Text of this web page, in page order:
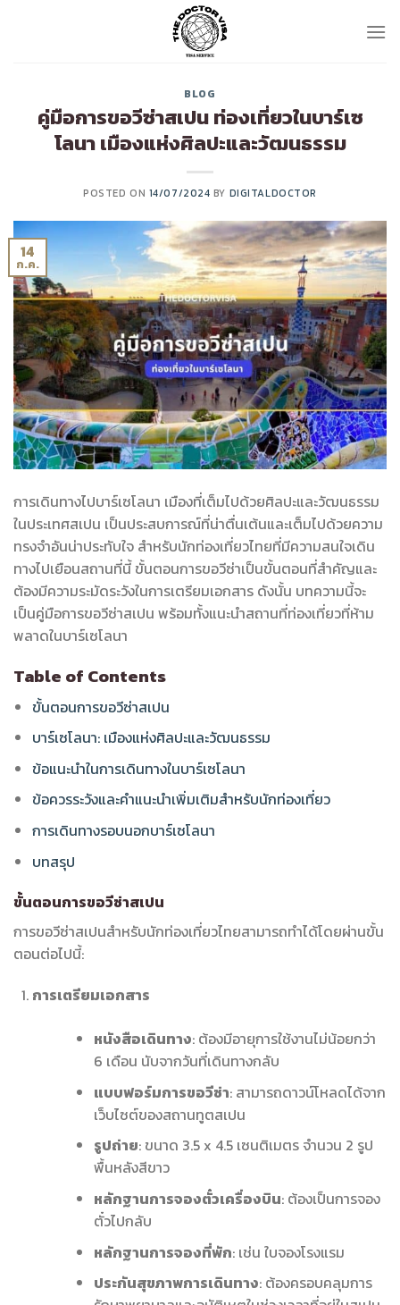
BLOG
คู่มือการขอวีซ่าสเปน ท่องเที่ยวในบาร์เซ
โลนา เมืองแห่งศิลปะและวัฒนธรรม
POSTED ON 14/07/2024 BY DIGITALDOCTOR
14
ก.ค.
การเดินทางไปบาร์เซโลนา เมืองที่เต็มไปด้วยศิลปะและวัฒนธรรม
ในประเทศสเปน เป็นประสบการณ์ที่น่าตื่นเต้นและเต็มไปด้วยความ
ทรงจำอันน่าประทับใจ สำหรับนักท่องเที่ยวไทยที่มีความสนใจเดิน
ทางไปเยือนสถานที่นี้ ขั้นตอนการขอวีซ่าเป็นขั้นตอนที่สำคัญและ
ต้องมีความระมัดระวังในการเตรียมเอกสาร ดังนั้น บทความนี้จะ
เป็นคู่มือการขอวีซ่าสเปน พร้อมทั้งแนะนำสถานที่ท่องเที่ยวที่ห้าม
พลาดในบาร์เซโลนา
Table of Contents
ขั้นตอนการขอวีซ่าสเปน
บาร์เซโลนา: เมืองแห่งศิลปะและวัฒนธรรม
ข้อแนะนำในการเดินทางในบาร์เซโลนา
ข้อควรระวังและคำแนะนำเพิ่มเติมสำหรับนักท่องเที่ยว
การเดินทางรอบนอกบาร์เซโลนา
บทสรุป
ขั้นตอนการขอวีซ่าสเปน
การขอวีซ่าสเปนสำหรับนักท่องเที่ยวไทยสามารถทำได้โดยผ่านขั้น
ตอนต่อไปนี้:
การเตรียมเอกสาร
หนังสือเดินทาง: ต้องมีอายุการใช้งานไม่น้อยกว่า
6 เดือน นับจากวันที่เดินทางกลับ
แบบฟอร์มการขอวีซ่า: สามารถดาวน์โหลดได้จาก
เว็บไซต์ของสถานทูตสเปน
รูปถ่าย: ขนาด 3.5 x 4.5 เซนติเมตร จำนวน 2 รูป
พื้นหลังสีขาว
หลักฐานการจองตั๋วเครื่องบิน: ต้องเป็นการจอง
ตั๋วไปกลับ
หลักฐานการจองที่พัก: เช่น ใบจองโรงแรม
ประกันสุขภาพการเดินทาง: ต้องครอบคลุมการ